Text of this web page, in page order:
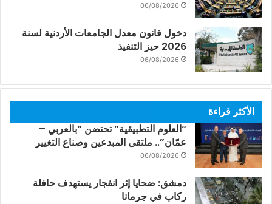
06/08/2026
دخول قانون معدل الجامعات الأردنية لسنة
2026 حيز التنفيذ
06/08/2026
الأكثر قراءة
“العلوم التطبيقية” تحتضن “بالعربي –
عمّان”.. ملتقى المبدعين وصناع التغيير
06/08/2026
دمشق: ضحايا إثر انفجار يستهدف حافلة
ركاب في جرمانا